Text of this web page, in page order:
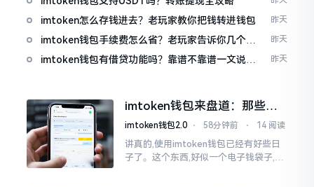
imtoken怎么存钱进去？老玩家教你把钱转进钱包 昨天
imtoken钱包手续费怎么省？老玩家告诉你几个实
在招
昨天
imtoken钱包有借贷功能吗？靠谱不靠谱一文说清
昨天
imtoken钱包来盘道：那些踩
过的坑和保命招
imtoken钱包2.0 ⋅ 58分钟前 ⋅ 14 阅读
讲真的,使用imtoken钱包已经有好些日
子了。这个东西,好似一个电子钱袋子,里